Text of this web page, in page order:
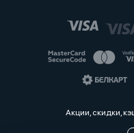
Акции, скидки,